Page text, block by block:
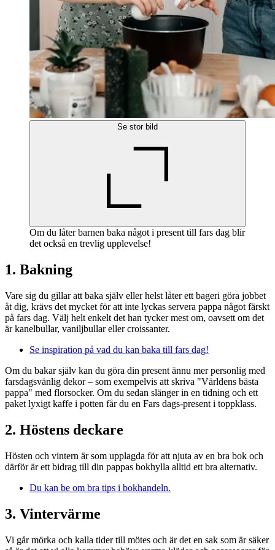
Se stor bild
Om du låter barnen baka något i present till fars dag blir
det också en trevlig upplevelse!
1. Bakning
Vare sig du gillar att baka själv eller helst låter ett bageri göra jobbet
åt dig, krävs det mycket för att inte lyckas servera pappa något färskt
på fars dag. Välj helt enkelt det han tycker mest om, oavsett om det
är kanelbullar, vaniljbullar eller croissanter.
Se inspiration på vad du kan baka till fars dag!
Om du bakar själv kan du göra din present ännu mer personlig med
farsdagsvänlig dekor – som exempelvis att skriva "Världens bästa
pappa" med florsocker. Om du sedan slänger in en tidning och ett
paket lyxigt kaffe i potten får du en Fars dags-present i toppklass.
2. Höstens deckare
Hösten och vintern är som upplagda för att njuta av en bra bok och
därför är ett bidrag till din pappas bokhylla alltid ett bra alternativ.
Du kan be om bra tips i bokhandeln.
3. Vintervärme
Vi går mörka och kalla tider till mötes och är det en sak som är säker